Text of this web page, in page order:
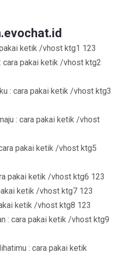
ketik /vhost ktg1 123
cara pakai ketik /vhost ktg2
: cara pakai ketik /vhost ktg3
: cara pakai ketik /vhost
pakai ketik /vhost ktg5
pakai ketik /vhost ktg6 123
ketik /vhost ktg7 123
ketik /vhost ktg8 123
: cara pakai ketik /vhost ktg9
: cara pakai ketik